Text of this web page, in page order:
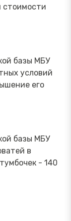
стоимости
базы МБУ
условий
его
базы МБУ
в
- 140